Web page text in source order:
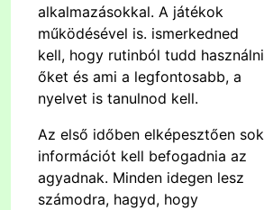
alkalmazásokkal. A játékok
működésével is. ismerkedned
kell, hogy rutinból tudd használni
őket és ami a legfontosabb, a
nyelvet is tanulnod kell.
Az első időben elképesztően sok
információt kell befogadnia az
agyadnak. Minden idegen lesz
számodra, hagyd, hogy